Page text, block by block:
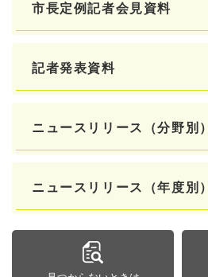
市長定例記者会見資料
記者発表資料
ニュースリリース（分野別）
ニュースリリース（年度別）